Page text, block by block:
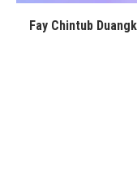
Fay Chintub